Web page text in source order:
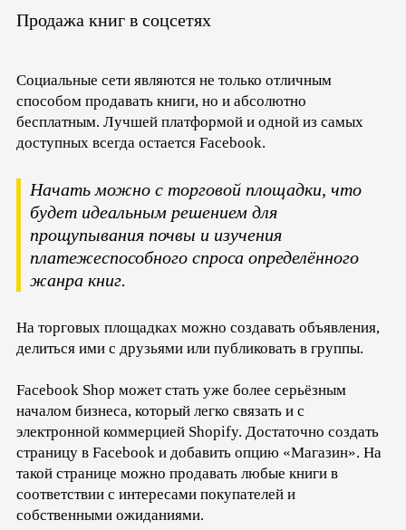
Продажа книг в соцсетях
Социальные сети являются не только отличным
способом продавать книги, но и абсолютно
бесплатным. Лучшей платформой и одной из самых
доступных всегда остается Facebook.
Начать можно с торговой площадки, что
будет идеальным решением для
прощупывания почвы и изучения
платежеспособного спроса определённого
жанра книг.
На торговых площадках можно создавать объявления,
делиться ими с друзьями или публиковать в группы.
Facebook Shop может стать уже более серьёзным
началом бизнеса, который легко связать и с
электронной коммерцией Shopify. Достаточно создать
страницу в Facebook и добавить опцию «Магазин». На
такой странице можно продавать любые книги в
соответствии с интересами покупателей и
собственными ожиданиями.